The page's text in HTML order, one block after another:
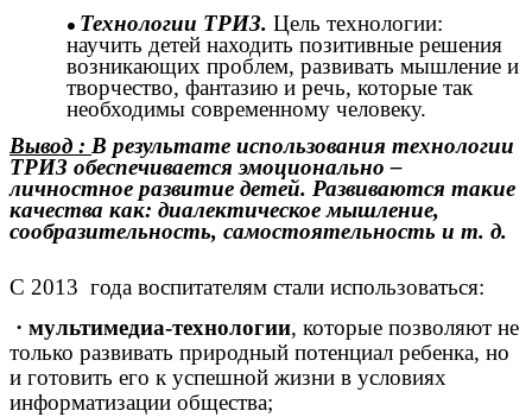
Технологии ТРИЗ. Цель технологии:
научить детей находить позитивные решения
возникающих проблем, развивать мышление и
творчество, фантазию и речь, которые так
необходимы современному человеку.
Вывод : В результате использования технологии
ТРИЗ обеспечивается эмоционально –
личностное развитие детей. Развиваются такие
качества как: диалектическое мышление,
сообразительность, самостоятельность и т. д.
С 2013 года воспитателям стали использоваться:
· мультимедиа-технологии, которые позволяют не
только развивать природный потенциал ребенка, но
и готовить его к успешной жизни в условиях
информатизации общества;